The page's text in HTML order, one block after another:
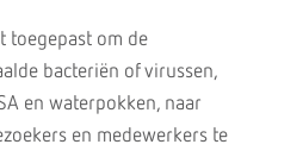
toegepast om de
bacteriën of virussen,
en waterpokken, naar
en medewerkers te